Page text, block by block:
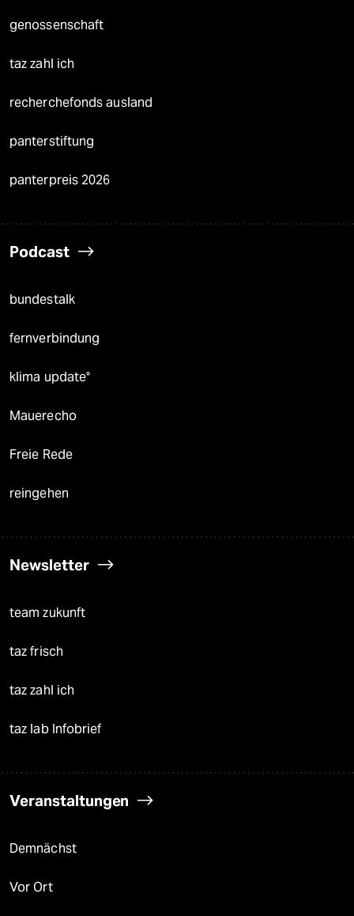
genossenschaft
taz zahl ich
recherchefonds ausland
panterstiftung
panterpreis 2026
Podcast
bundestalk
fernverbindung
klima update°
Mauerecho
Freie Rede
reingehen
Newsletter
team zukunft
taz frisch
taz zahl ich
taz lab Infobrief
Veranstaltungen
Demnächst
Vor Ort